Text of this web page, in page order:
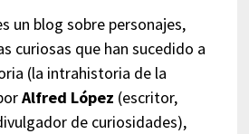
un blog sobre personajes,
curiosas que han sucedido a
(la intrahistoria de la
Alfred López (escritor,
de curiosidades),